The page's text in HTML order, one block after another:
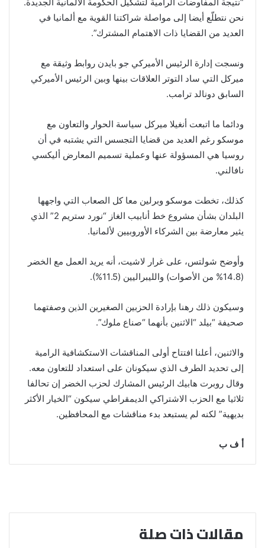
نحن نتطلّع أيضا إلى مواصلة شراكتنا القوية مع ألمانيا في
العديد من القضايا ذات الاهتمام المشترك”.
ونسجت إدارة الرئيس الأميركي جو بايدن روابط وثيقة مع
ميركل التي ساد التوتر العلاقات بينها وبين الرئيس الأميركي
السابق دونالد ترامب.
ودائما ما اتبعت أنغيلا ميركل سياسة الحوار والتعاون مع
موسكو رغم العديد من قضايا التجسس التي يشتبه في أن
روسيا هي المسؤولة عنها وعملية تسميم المعارض أليكسي
نافالني.
كذلك، تخطت موسكو وبرلين معا كل الصعاب التي واجهها
البلدان بشأن مشروع خط أنابيب الغاز “نورد ستريم 2” الذي
يثير معارضة بين الشركاء الأوروبيين لألمانيا.
وأوضح شولتس، على غرار لاشيت، أنه يريد العمل مع الخضر
(14.8% من الأصوات) والليبراليين (11.5%).
وسيكون ذلك رهنا بإرادة الحزبين الصغيرين الذين وصفتهما
صحيفة “بيلد “الاثنين بأنهما “صناع ملوك”.
والاثنين، أعلنا افتتاح أولى المناقشات الاستكشافية الرامية
إلى تحديد الطرف الذي سيكونان على استعداد للتعاون معه.
وقال روبرت هابيك الرئيس المشارك لحزب الخضر إن تحالفا
ثلاثيا مع الحزب الاشتراكي الديمقراطي سيكون “الخيار الأكثر
بديهية” لكنه لم يستبعد بدء مناقشات مع المحافظين.
أ ف ب
مقالات ذات صلة